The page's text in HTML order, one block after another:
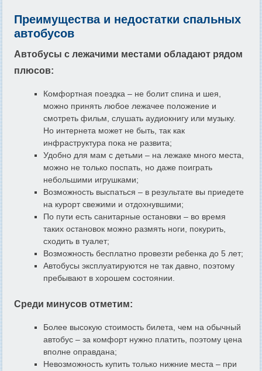
Преимущества и недостатки спальных
автобусов
Автобусы с лежачими местами обладают рядом
плюсов:
Комфортная поездка – не болит спина и шея,
можно принять любое лежачее положение и
смотреть фильм, слушать аудиокнигу или музыку.
Но интернета может не быть, так как
инфраструктура пока не развита;
Удобно для мам с детьми – на лежаке много места,
можно не только поспать, но даже поиграть
небольшими игрушками;
Возможность выспаться – в результате вы приедете
на курорт свежими и отдохнувшими;
По пути есть санитарные остановки – во время
таких остановок можно размять ноги, покурить,
сходить в туалет;
Возможность бесплатно провезти ребенка до 5 лет;
Автобусы эксплуатируются не так давно, поэтому
пребывают в хорошем состоянии.
Среди минусов отметим:
Более высокую стоимость билета, чем на обычный
автобус – за комфорт нужно платить, поэтому цена
вполне оправдана;
Невозможность купить только нижние места – при